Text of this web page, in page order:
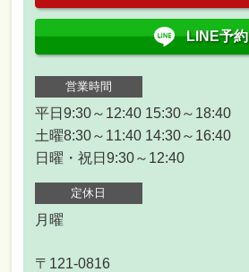
LINE予約
営業時間
平日9:30～12:40 15:30～18:40
土曜8:30～11:40 14:30～16:40
日曜・祝日9:30～12:40
定休日
月曜
〒121-0816